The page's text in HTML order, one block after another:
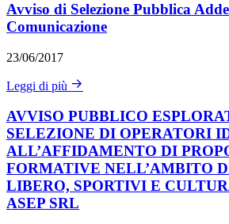
Avviso di Selezione Pubblica
Comunicazione
23/06/2017
Leggi di più
AVVISO PUBBLICO
SELEZIONE DI OPERATORI
ALL’AFFIDAMENTO DI
FORMATIVE NELL’AMBITO
LIBERO, SPORTIVI E
ASEP SRL